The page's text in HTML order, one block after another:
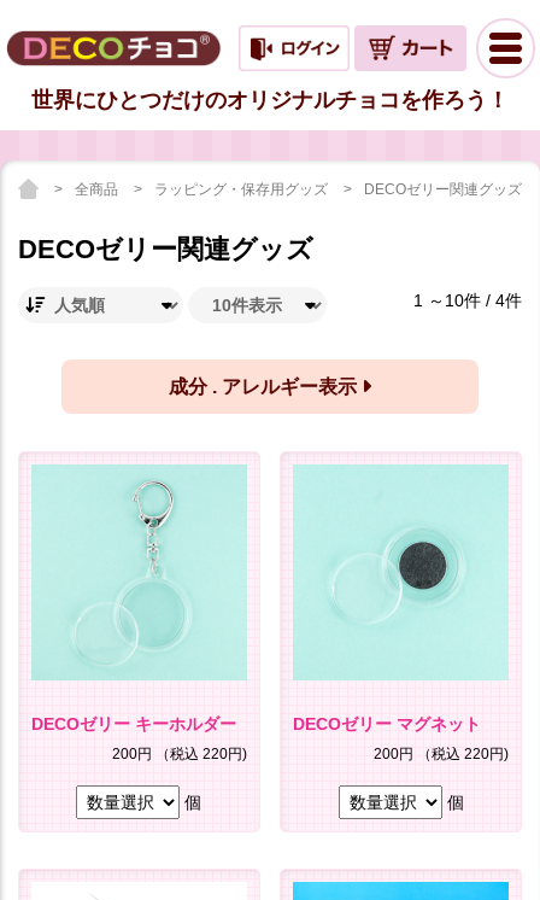
世界にひとつだけのオリジナルチョコを作ろう！
全商品 ラッピング・保存用グッズ DECOゼリー関連グッズ
DECOゼリー関連グッズ
1 ～10件 / 4件
成分 . アレルギー表示
DECOゼリー キーホルダー
200円 （税込 220円)
個
DECOゼリー マグネット
200円 （税込 220円)
個